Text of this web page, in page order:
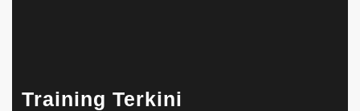
Training Terkini